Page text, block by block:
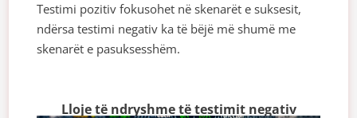
Testimi pozitiv fokusohet në skenarët e suksesit,
ndërsa testimi negativ ka të bëjë më shumë me
skenarët e pasuksesshëm.
Lloje të ndryshme të testimit negativ